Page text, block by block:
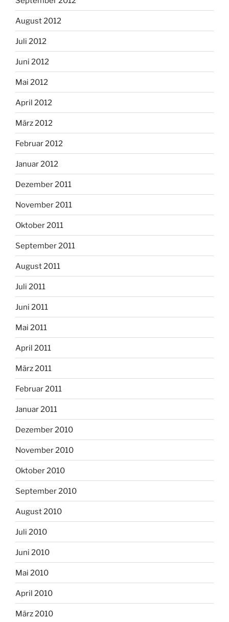
August 2012
Juli 2012
Juni 2012
Mai 2012
April 2012
März 2012
Februar 2012
Januar 2012
Dezember 2011
November 2011
Oktober 2011
September 2011
August 2011
Juli 2011
Juni 2011
Mai 2011
April 2011
März 2011
Februar 2011
Januar 2011
Dezember 2010
November 2010
Oktober 2010
September 2010
August 2010
Juli 2010
Juni 2010
Mai 2010
April 2010
März 2010